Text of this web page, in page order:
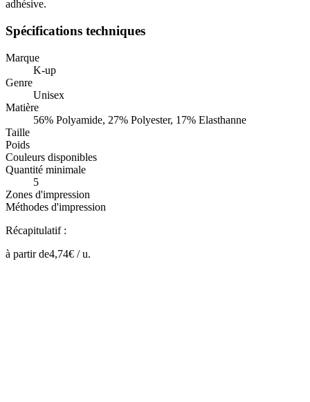
adhésive.
Spécifications techniques
Marque
K-up
Genre
Unisex
Matière
56% Polyamide, 27% Polyester, 17% Elasthanne
Taille
Poids
Couleurs disponibles
Quantité minimale
5
Zones d'impression
Méthodes d'impression
Récapitulatif :
à partir de4,74€ /u.